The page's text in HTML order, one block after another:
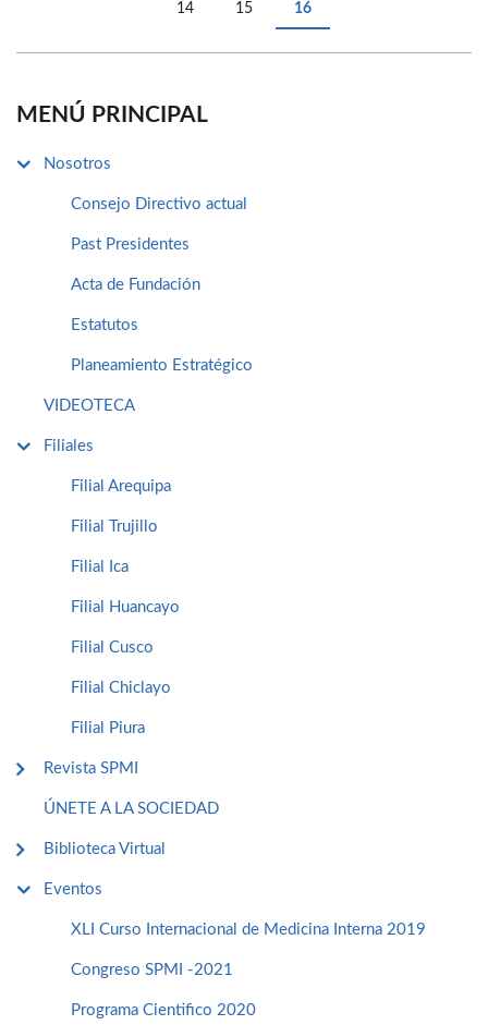
14 15 16
MENÚ PRINCIPAL
Nosotros
Consejo Directivo actual
Past Presidentes
Acta de Fundación
Estatutos
Planeamiento Estratégico
VIDEOTECA
Filiales
Filial Arequipa
Filial Trujillo
Filial Ica
Filial Huancayo
Filial Cusco
Filial Chiclayo
Filial Piura
Revista SPMI
ÚNETE A LA SOCIEDAD
Biblioteca Virtual
Eventos
XLI Curso Internacional de Medicina Interna 2019
Congreso SPMI -2021
Programa Cientifico 2020